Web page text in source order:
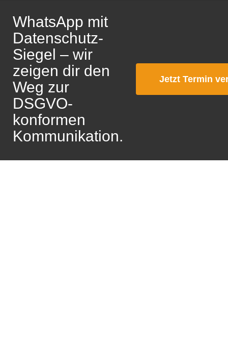
WhatsApp mit
Datenschutz-
Siegel – wir
zeigen dir den
Weg zur
DSGVO-
konformen
Kommunikation.
Jetzt Termin